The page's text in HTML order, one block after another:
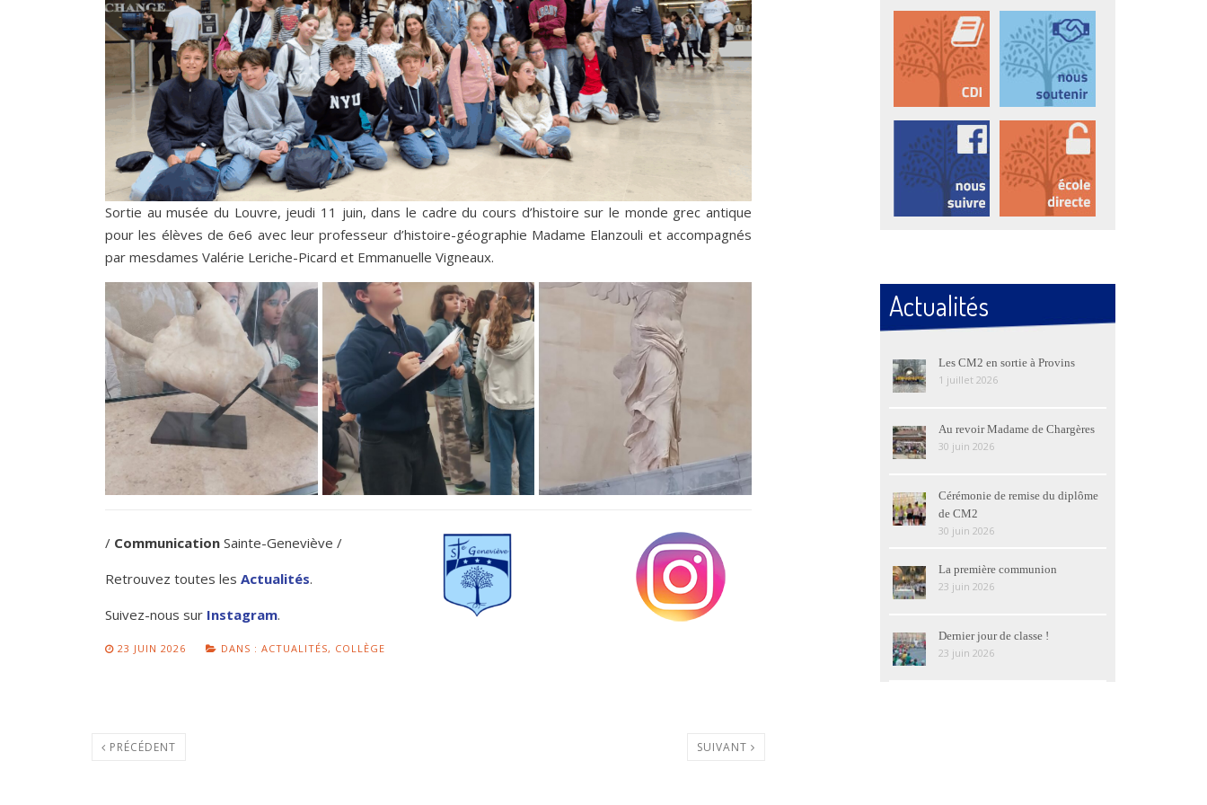
Sortie au musée du Louvre, jeudi 11 juin, dans le cadre du cours d’histoire sur le monde grec antique
pour les élèves de 6e6 avec leur professeur d’histoire-géographie Madame Elanzouli et accompagnés
par mesdames Valérie Leriche-Picard et Emmanuelle Vigneaux.
/ Communication Sainte-Geneviève /
Retrouvez toutes les Actualités.
Suivez-nous sur Instagram.
23 JUIN 2026 DANS : ACTUALITÉS, COLLÈGE
PRÉCÉDENT SUIVANT
Actualités
Les CM2 en sortie à Provins
1 juillet 2026
Au revoir Madame de Chargères
30 juin 2026
Cérémonie de remise du diplôme
de CM2
30 juin 2026
La première communion
23 juin 2026
Dernier jour de classe !
23 juin 2026